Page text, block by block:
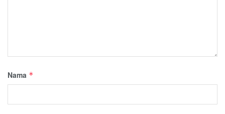
Nama *